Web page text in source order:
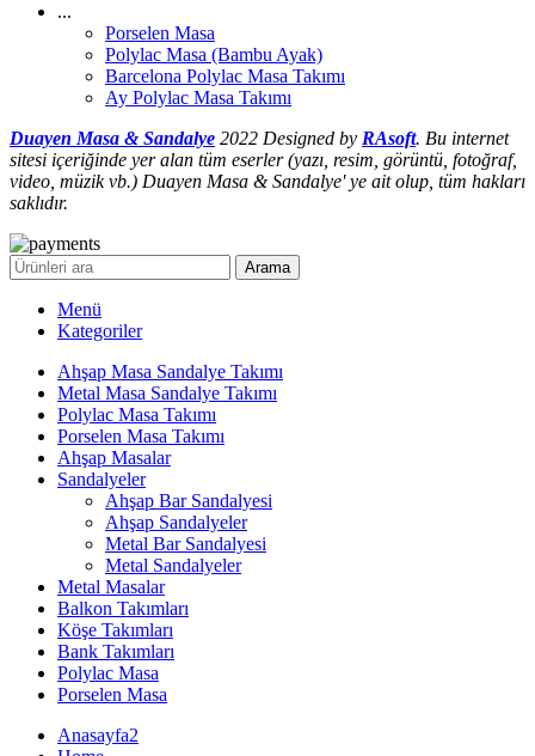
...
Porselen Masa
Polylac Masa (Bambu Ayak)
Barcelona Polylac Masa Takımı
Ay Polylac Masa Takımı
Duayen Masa & Sandalye 2022 Designed by RAsoft. Bu internet
sitesi içeriğinde yer alan tüm eserler (yazı, resim, görüntü, fotoğraf,
video, müzik vb.) Duayen Masa & Sandalye' ye ait olup, tüm hakları
saklıdır.
Arama
Menü
Kategoriler
Ahşap Masa Sandalye Takımı
Metal Masa Sandalye Takımı
Polylac Masa Takımı
Porselen Masa Takımı
Ahşap Masalar
Sandalyeler
Ahşap Bar Sandalyesi
Ahşap Sandalyeler
Metal Bar Sandalyesi
Metal Sandalyeler
Metal Masalar
Balkon Takımları
Köşe Takımları
Bank Takımları
Polylac Masa
Porselen Masa
Anasayfa2